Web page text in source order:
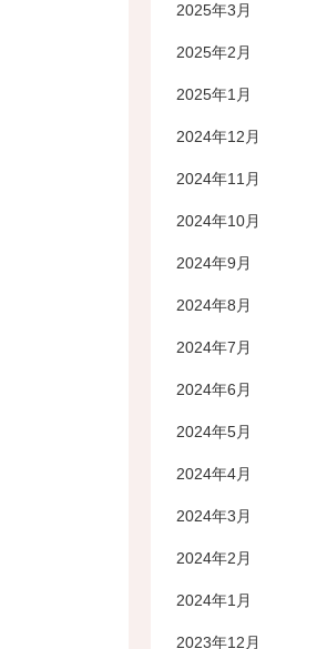
2025年3月
2025年2月
2025年1月
2024年12月
2024年11月
2024年10月
2024年9月
2024年8月
2024年7月
2024年6月
2024年5月
2024年4月
2024年3月
2024年2月
2024年1月
2023年12月